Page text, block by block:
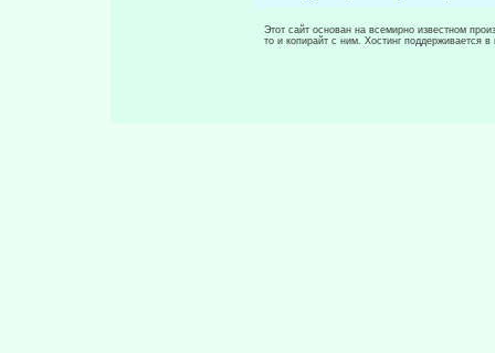
Этот сайт основан на всемирно известном
то и копирайт с ним. Хостинг поддерживается